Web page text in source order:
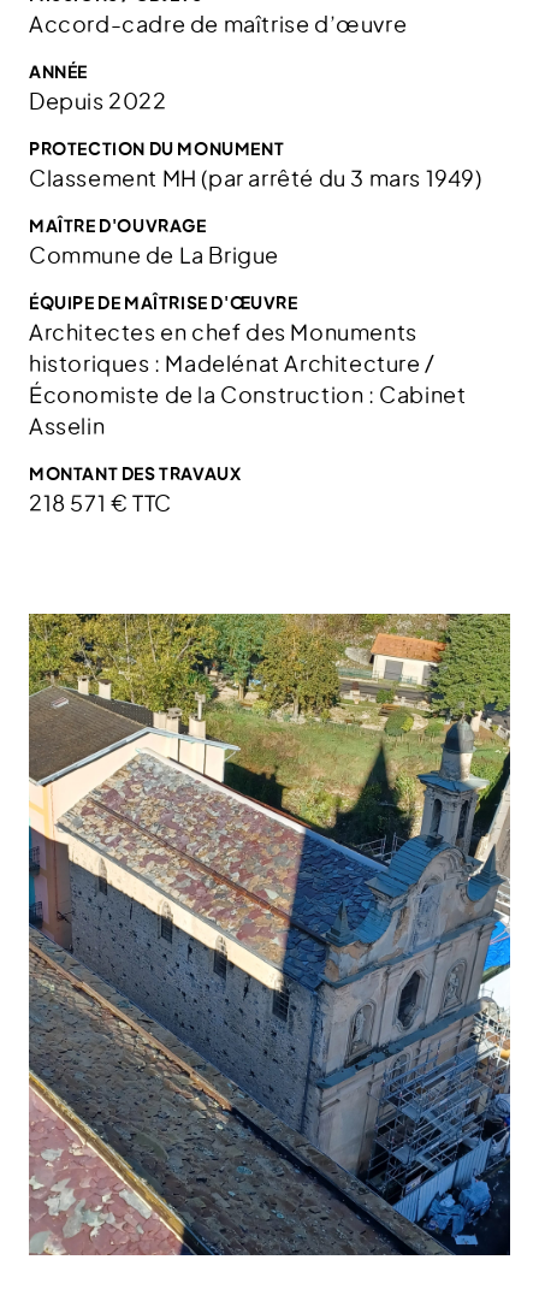
Accord-cadre de maîtrise d’œuvre
ANNÉE
Depuis 2022
PROTECTION DU MONUMENT
Classement MH (par arrêté du 3 mars 1949)
MAÎTRE D'OUVRAGE
Commune de La Brigue
ÉQUIPE DE MAÎTRISE D'ŒUVRE
Architectes en chef des Monuments
historiques : Madelénat Architecture /
Économiste de la Construction : Cabinet
Asselin
MONTANT DES TRAVAUX
218 571 € TTC